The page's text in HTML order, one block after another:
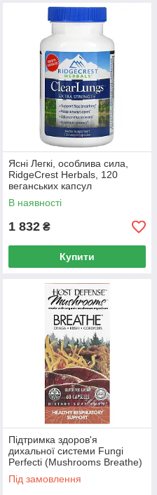
Ясні Легкі, особлива сила,
RidgeCrest Herbals, 120
веганських капсул
В наявності
1 832 ₴
Купити
Підтримка здоров'я
дихальної системи Fungi
Perfecti (Mushrooms Breathe)
60 капсул
Під замовлення